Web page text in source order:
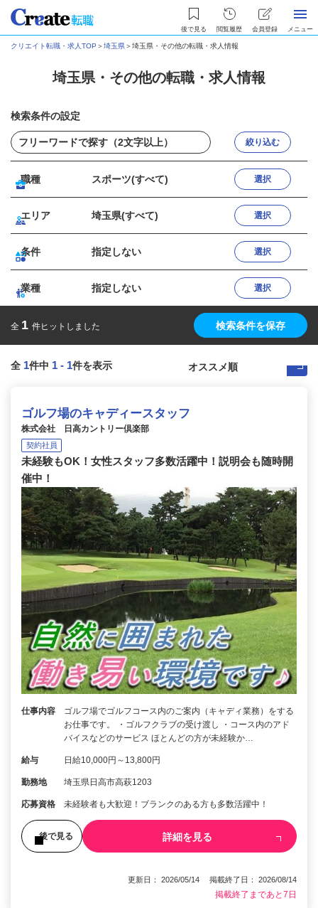
後で見る 閲覧履歴 会員登録 メニュー
クリエイト転職・求人TOP ＞埼玉県＞埼玉県・その他の転職・求人情報
埼玉県・その他の転職・求人情報
検索条件の設定
絞り込む
職種 スポーツ(すべて) 選択
エリア 埼玉県(すべて) 選択
条件 指定しない 選択
業種 指定しない 選択
全 1 件ヒットしました 検索条件を保存
全 1件中 1 - 1件を表示
ゴルフ場のキャディースタッフ
株式会社 日高カントリー倶楽部
契約社員
未経験もOK！女性スタッフ多数活躍中！説明会も随時開
催中！
仕事内容
ゴルフ場でゴルフコース内のご案内（キャディ業務）をする
お仕事です。 ・ゴルフクラブの受け渡し ・コース内のアド
バイスなどのサービス ほとんどの方が未経験か…
給与 日給10,000円～13,800円
勤務地 埼玉県日高市高萩1203
応募資格 未経験者も大歓迎！ブランクのある方も多数活躍中！
後で見る 詳細を見る
更新日： 2026/05/14 掲載終了日： 2026/08/14
掲載終了まであと7日